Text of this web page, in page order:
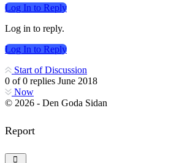
Log In to Reply
Log in to reply.
Log In to Reply
Start of Discussion
0 of0 replies June 2018
Now
© 2026 - Den Goda Sidan
Report